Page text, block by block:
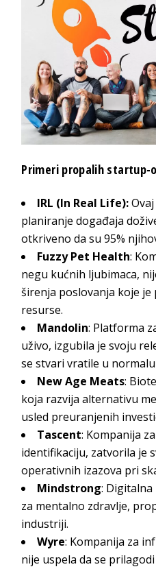
Primeri propalih startup-
IRL (In Real Life):
planiranje događaja
otkriveno da su 95%
Fuzzy Pet Health:
negu kućnih ljubimaca,
širenja poslovanja koje je
resurse.
Mandolin: Platforma
uživo, izgubila je svoju
se stvari vratile u
New Age Meats:
koja razvija alternativu
usled preuranjenih
Tascent: Kompanija
identifikaciju, zatvorila je
operativnih izazova pri
Mindstrong:
za mentalno zdravlje,
industriji.
Wyre: Kompanija za
nije uspela da se